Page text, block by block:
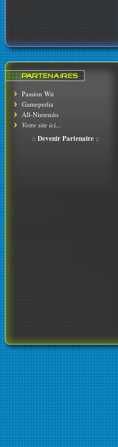
Passion Wii
Gamepedia
All-Nintendo
Votre site ici...
:: Devenir Partenaire ::